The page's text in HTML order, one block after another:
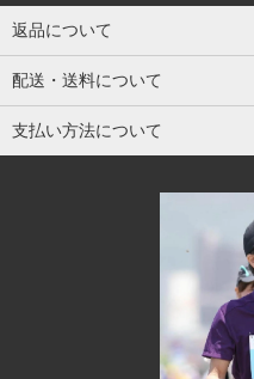
返品について
配送・送料について
支払い方法について